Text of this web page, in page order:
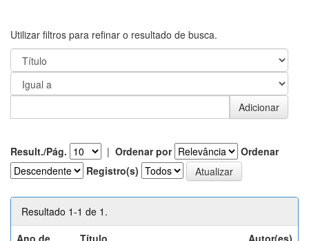
Utilizar filtros para refinar o resultado de busca.
Result./Pág. | Ordenar por
Ordenar
Registro(s)
Resultado 1-1 de 1.
Ano de
Título Autor(es)